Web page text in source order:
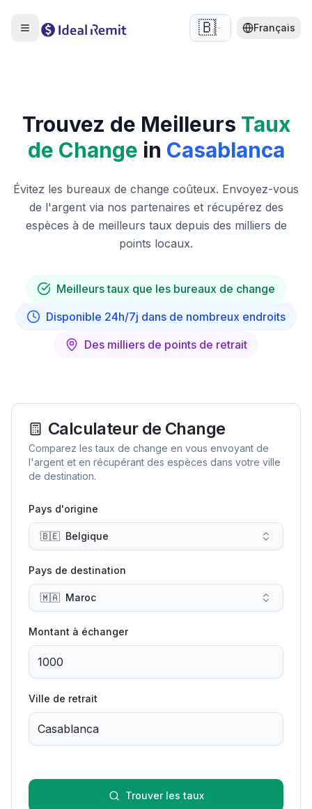
🇧🇪 Français
Trouvez de Meilleurs Taux
de Change in Casablanca
Évitez les bureaux de change coûteux. Envoyez-vous
de l'argent via nos partenaires et récupérez des
espèces à de meilleurs taux depuis des milliers de
points locaux.
Meilleurs taux que les bureaux de change
Disponible 24h/7j dans de nombreux endroits
Des milliers de points de retrait
Calculateur de Change
Comparez les taux de change en vous envoyant de
l'argent et en récupérant des espèces dans votre ville
de destination.
Pays d'origine
🇧🇪 Belgique
Pays de destination
🇲🇦 Maroc
Montant à échanger
Ville de retrait
Trouver les taux